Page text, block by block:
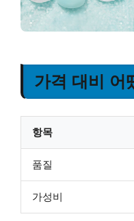
가격 대비 어
항목
품질
가성비